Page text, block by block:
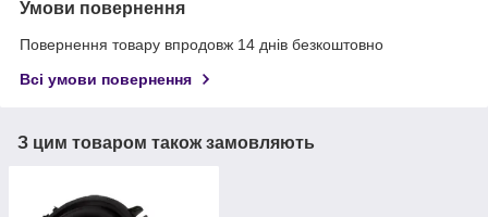
Умови повернення
Повернення товару впродовж 14 днів безкоштовно
Всі умови повернення
З цим товаром також замовляють